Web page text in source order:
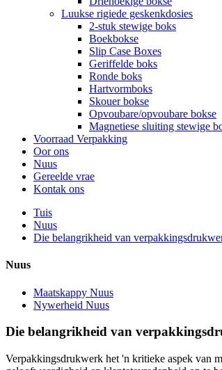
Luukse rigiede geskenkdosies
2-stuk stewige boks
Boekbokse
Slip Case Boxes
Geriffelde boks
Ronde boks
Hartvormboks
Skouer bokse
Opvoubare/opvoubare bokse
Magnetiese sluiting stewige
Voorraad Verpakking
Oor ons
Nuus
Gereelde vrae
Kontak ons
Tuis
Nuus
Die belangrikheid van
Nuus
Maatskappy Nuus
Nywerheid Nuus
Die belangrikheid van
Verpakkingsdrukwerk het 'n kritieke aspek van